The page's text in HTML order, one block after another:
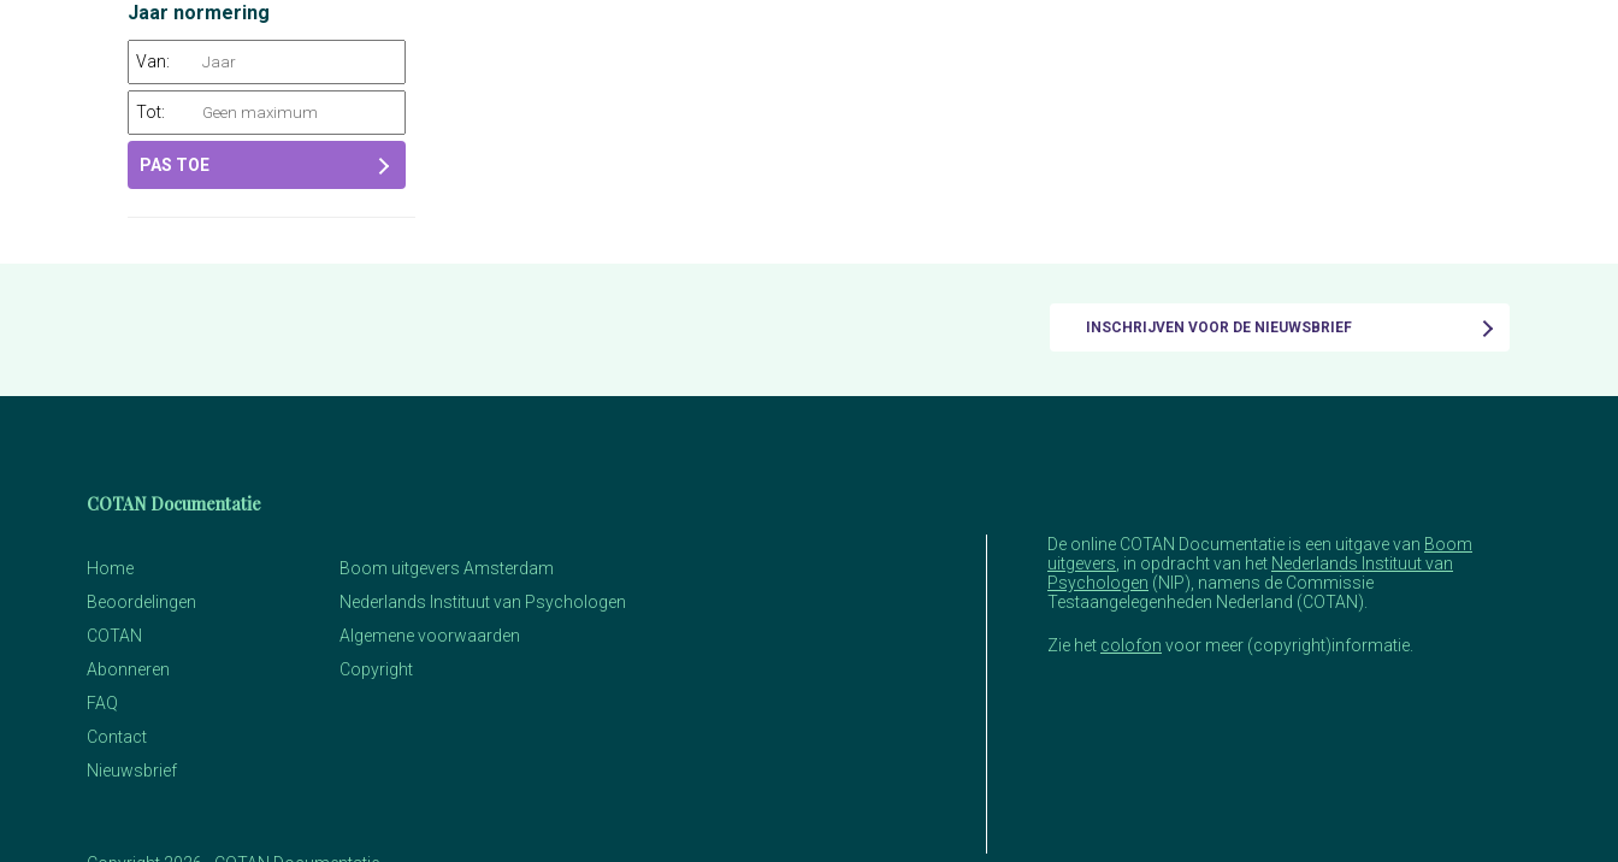
Jaar normering
Van:
Tot:
PAS TOE
INSCHRIJVEN VOOR DE NIEUWSBRIEF
COTAN Documentatie
Home
Beoordelingen
COTAN
Abonneren
FAQ
Contact
Nieuwsbrief
Boom uitgevers Amsterdam
Nederlands Instituut van Psychologen
Algemene voorwaarden
Copyright
De online COTAN Documentatie is een uitgave van Boom
uitgevers , in opdracht van het Nederlands Instituut van
Psychologen (NIP), namens de Commissie
Testaangelegenheden Nederland (COTAN).
Zie het colofon voor meer (copyright)informatie.